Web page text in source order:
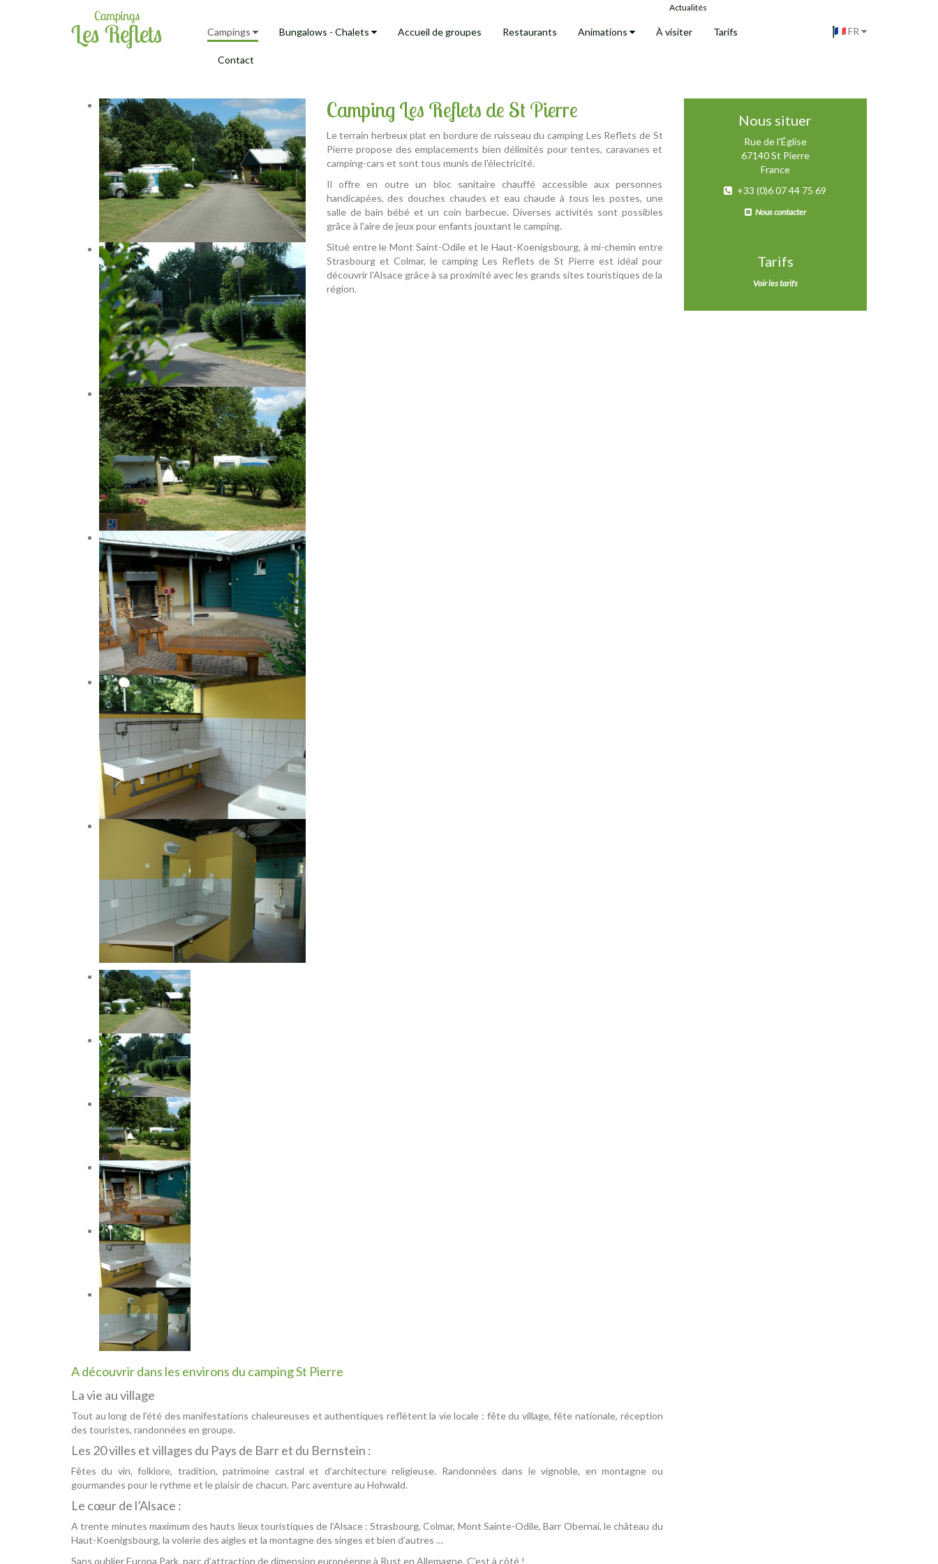
Actualités
FR
Campings Bungalows - Chalets Accueil de groupes Restaurants Animations À visiter Tarifs
Contact
Camping Les Reflets de St Pierre
Le terrain herbeux plat en bordure de ruisseau du camping Les Reflets de St
Pierre propose des emplacements bien délimités pour tentes, caravanes et
camping-cars et sont tous munis de l'électricité.
Il offre en outre un bloc sanitaire chauffé accessible aux personnes
handicapées, des douches chaudes et eau chaude à tous les postes, une
salle de bain bébé et un coin barbecue. Diverses activités sont possibles
grâce à l'aire de jeux pour enfants jouxtant le camping.
Situé entre le Mont Saint-Odile et le Haut-Koenigsbourg, à mi-chemin entre
Strasbourg et Colmar, le camping Les Reflets de St Pierre est idéal pour
découvrir l'Alsace grâce à sa proximité avec les grands sites touristiques de la
région.
A découvrir dans les environs du camping St Pierre
La vie au village
Tout au long de l’été des manifestations chaleureuses et authentiques reflètent la vie locale : fête du village, fête nationale, réception
des touristes, randonnées en groupe.
Les 20 villes et villages du Pays de Barr et du Bernstein :
Fêtes du vin, folklore, tradition, patrimoine castral et d’architecture religieuse. Randonnées dans le vignoble, en montagne ou
gourmandes pour le rythme et le plaisir de chacun. Parc aventure au Hohwald.
Le cœur de l’Alsace :
A trente minutes maximum des hauts lieux touristiques de l’Alsace : Strasbourg, Colmar, Mont Sainte-Odile, Barr Obernai, le château du
Haut-Koenigsbourg, la volerie des aigles et la montagne des singes et bien d’autres …
Sans oublier Europa Park, parc d’attraction de dimension européenne à Rust en Allemagne. C’est à côté !
Nous situer
Rue de l'Église
67140 St Pierre
France
+33 (0)6 07 44 75 69
Nous contacter
Tarifs
Voir les tarifs